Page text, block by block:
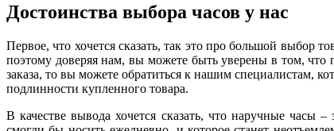
Достоинства выбора часов у нас
Первое, что хочется сказать, так это про большой выбор
поэтому доверяя нам, вы можете быть уверены в том,
заказа, то вы можете обратиться к нашим специалистам,
подлинности купленного товара.
В качестве вывода хочется сказать, что наручные часы